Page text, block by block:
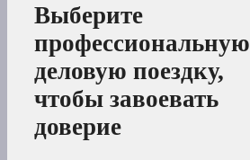
Выберите
профессиональную
деловую поездку,
чтобы завоевать
доверие